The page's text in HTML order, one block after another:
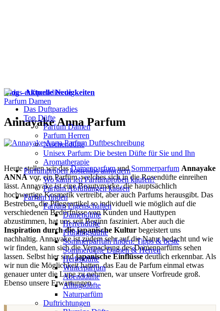
Das Duftparadies
Top Düfte
Parfum Damen
Parfum Herren
Nischendüfte
Unisex Parfum: Die besten Düfte für Sie und Ihn
Aromatherapie
Parfümproben kostenlos anfordern
Wo kann ich Parfümproben kaufen?
Parfüm Abfüllungen kaufen
Parfum finden
Parfüm Eigenschaften
Damendüfte
Herrendüfte
Frühlingsdüfte
Sommerparfum finden: Tipps & beste
Sommerdüfte Damen & Herren
Herbstdüfte
Winterparfum
Abenddüfte
Alltagsdüfte
Naturparfüm
Duftrichtungen
Blog - Aktuelle Neuigkeiten
Parfum Damen
Annayake Anna Parfum
Heute stellen wir dasDamenparfumundSommerparfum Annayake
ANNAvor, ein Parfüm, welches sich in die Rosendüfte einreihen
lässt. Annayake ist eine Beautymarke, die hauptsächlich
hochwertige Kosmetik vertreibt, aber auch Parfums herausgibt. Das
Bestreben, die Pflegeartikel so individuell wie möglich auf die
verschiedenen Bedürfnisse von Kunden und Hauttypen
abzustimmen, hat uns seit Beginn fasziniert. Aber auch die
Inspiration durch die japanische Kultur begeistert uns
nachhaltig. Annayake ist zudem sehr auf die Natur bedacht und wie
wir finden, kann sich die Verpackung des Damenparfüms sehen
lassen. Selbst hier sindjapanische Einflüssedeutlich erkennbar. Als
wir nun die Möglichkeit hatten, das Eau de Parfum einmal etwas
genauer unter die Lupe zu nehmen, war unsere Vorfreude groß.
Ebenso unsere Erwartungen.